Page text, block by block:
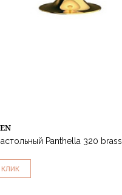
Panthella 320 brass
КЛИК